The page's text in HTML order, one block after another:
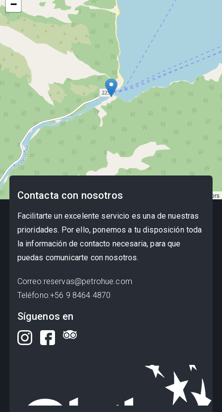
confortable y
espíritu auténtico de
−
Leaflet contributors
Contacta con nosotros
Facilitarte un excelente servicio es una de nuestras
prioridades. Por ello, ponemos a tu disposición toda
la información de contacto necesaria, para que
puedas comunicarte con nosotros.
Correo:reservas@petrohue.com
Teléfono:+56 9 8464 4870
Síguenos en